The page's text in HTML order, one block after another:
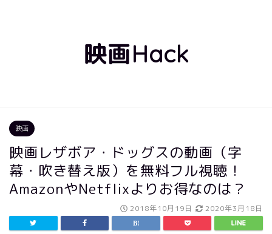
映画Hack
映画
映画レザボア・ドッグスの動画（字
幕・吹き替え版）を無料フル視聴！
AmazonやNetflixよりお得なのは？
2018年10月19日 2020年3月18日